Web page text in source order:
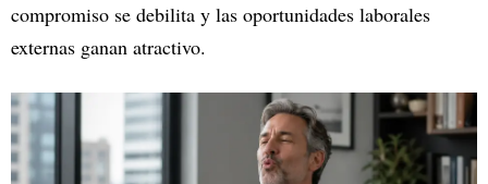
compromiso se debilita y las oportunidades laborales
externas ganan atractivo.